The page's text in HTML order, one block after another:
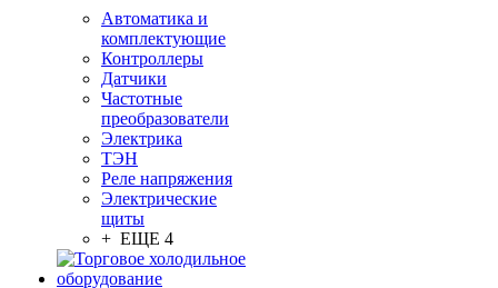
Автоматика и
комплектующие
Контроллеры
Датчики
Частотные
преобразователи
Электрика
ТЭН
Реле напряжения
Электрические
щиты
+ ЕЩЕ 4